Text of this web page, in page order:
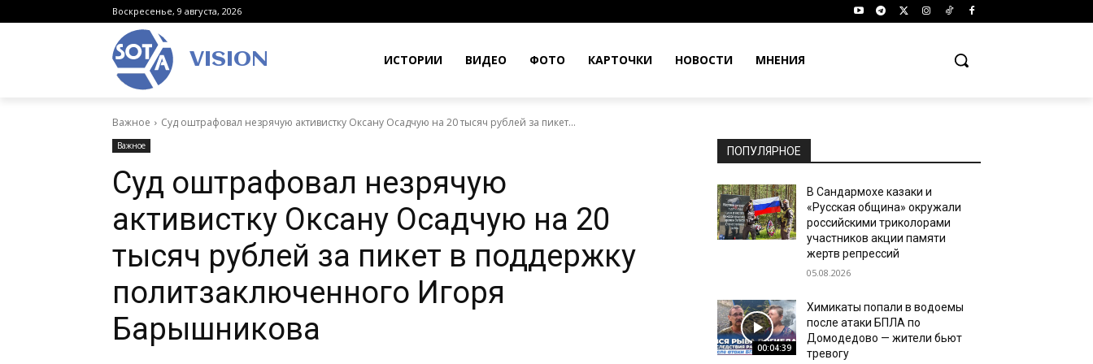
Воскресенье, 9 августа, 2026
VISION ИСТОРИИ ВИДЕО ФОТО КАРТОЧКИ НОВОСТИ МНЕНИЯ
Важное Суд оштрафовал незрячую активистку Оксану Осадчую на 20 тысяч рублей за пикет...
Важное
Суд оштрафовал незрячую
активистку Оксану Осадчую на 20
тысяч рублей за пикет в поддержку
политзаключенного Игоря
Барышникова
ПОПУЛЯРНОЕ
В Сандармохе казаки и
«Русская община» окружали
российскими триколорами
участников акции памяти
жертв репрессий
05.08.2026
00:04:39
Химикаты попали в водоемы
после атаки БПЛА по
Домодедово — жители бьют
тревогу